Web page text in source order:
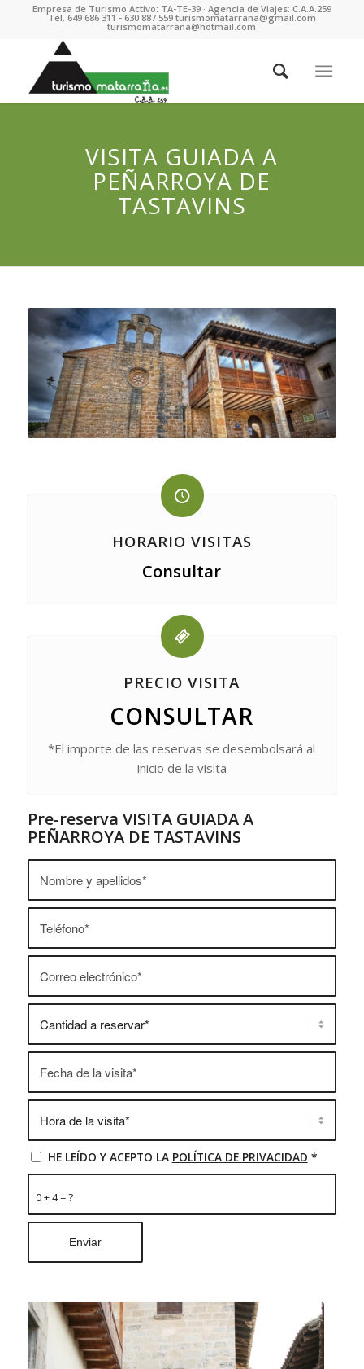
Empresa de Turismo Activo: TA-TE-39 · Agencia de Viajes: C.A.A.259
Tel. 649 686 311 - 630 887 559 turismomatarrana@gmail.com
turismomatarrana@hotmail.com
VISITA GUIADA A
PEÑARROYA DE
TASTAVINS
HORARIO VISITAS
Consultar
PRECIO VISITA
CONSULTAR
*El importe de las reservas se desembolsará al
inicio de la visita
Pre-reserva VISITA GUIADA A
PEÑARROYA DE TASTAVINS
HE LEÍDO Y ACEPTO LA POLÍTICA DE PRIVACIDAD *
0 + 4 = ?